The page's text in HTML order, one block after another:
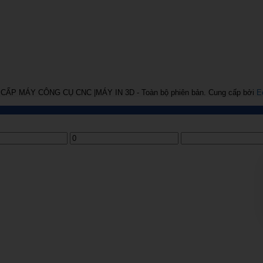
MÁY CÔNG CỤ CNC |MÁY IN 3D- Toàn bộ phiên bản. Cung cấp bởi